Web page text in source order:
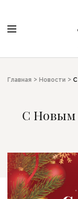
Главная > Новости > С
С Новым